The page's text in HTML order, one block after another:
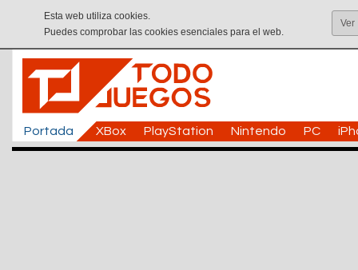
Esta web utiliza cookies.
Puedes comprobar las cookies esenciales para el web.
Ver
Portada XBox PlayStation Nintendo PC